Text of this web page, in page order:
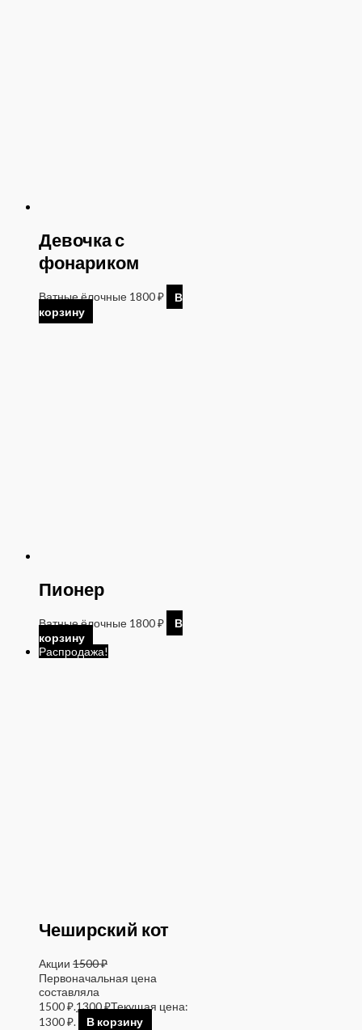
Девочка с
фонариком
Ватные ёлочные 1800₽
В
корзину
Пионер
Ватные ёлочные 1800₽
В
корзину
Распродажа!
Чеширский кот
Акции 1500₽
Первоначальная цена
составляла
1500 ₽.1300₽Текущая цена:
1300 ₽.
В корзину